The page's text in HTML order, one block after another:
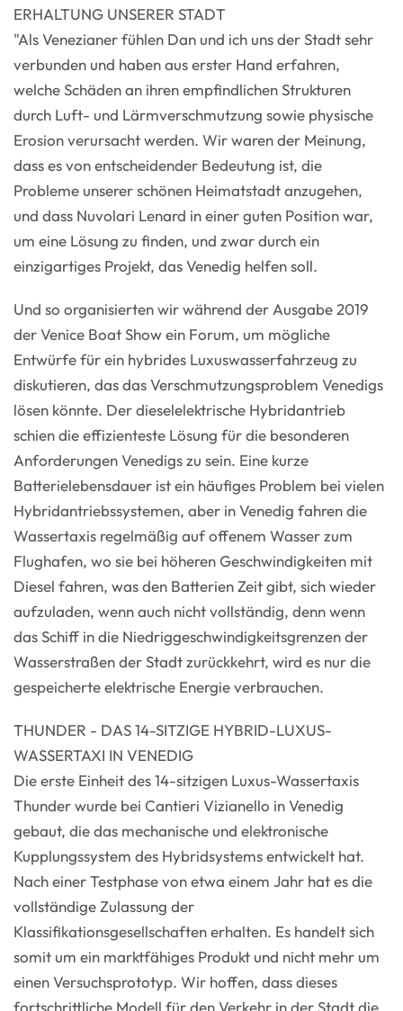
ERHALTUNG UNSERER STADT
"Als Venezianer fühlen Dan und ich uns der Stadt sehr
verbunden und haben aus erster Hand erfahren,
welche Schäden an ihren empfindlichen Strukturen
durch Luft- und Lärmverschmutzung sowie physische
Erosion verursacht werden. Wir waren der Meinung,
dass es von entscheidender Bedeutung ist, die
Probleme unserer schönen Heimatstadt anzugehen,
und dass Nuvolari Lenard in einer guten Position war,
um eine Lösung zu finden, und zwar durch ein
einzigartiges Projekt, das Venedig helfen soll.
Und so organisierten wir während der Ausgabe 2019
der Venice Boat Show ein Forum, um mögliche
Entwürfe für ein hybrides Luxuswasserfahrzeug zu
diskutieren, das das Verschmutzungsproblem Venedigs
lösen könnte. Der dieselelektrische Hybridantrieb
schien die effizienteste Lösung für die besonderen
Anforderungen Venedigs zu sein. Eine kurze
Batterielebensdauer ist ein häufiges Problem bei vielen
Hybridantriebssystemen, aber in Venedig fahren die
Wassertaxis regelmäßig auf offenem Wasser zum
Flughafen, wo sie bei höheren Geschwindigkeiten mit
Diesel fahren, was den Batterien Zeit gibt, sich wieder
aufzuladen, wenn auch nicht vollständig, denn wenn
das Schiff in die Niedriggeschwindigkeitsgrenzen der
Wasserstraßen der Stadt zurückkehrt, wird es nur die
gespeicherte elektrische Energie verbrauchen.
THUNDER - DAS 14-SITZIGE HYBRID-LUXUS-
WASSERTAXI IN VENEDIG
Die erste Einheit des 14-sitzigen Luxus-Wassertaxis
Thunder wurde bei Cantieri Vizianello in Venedig
gebaut, die das mechanische und elektronische
Kupplungssystem des Hybridsystems entwickelt hat.
Nach einer Testphase von etwa einem Jahr hat es die
vollständige Zulassung der
Klassifikationsgesellschaften erhalten. Es handelt sich
somit um ein marktfähiges Produkt und nicht mehr um
einen Versuchsprototyp. Wir hoffen, dass dieses